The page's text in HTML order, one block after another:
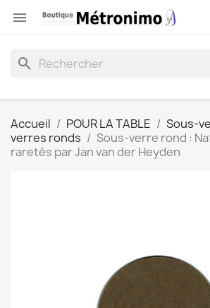

search
Accueil POUR LA TABLE Sous-
verres ronds
Sous-verre rond :
raretés par Jan van der Heyden